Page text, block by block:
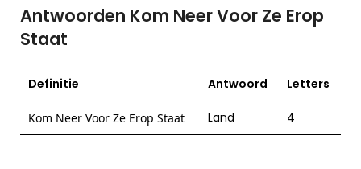
Antwoorden Kom Neer Voor Ze Erop
Staat
Definitie Antwoord Letters
Kom Neer Voor Ze Erop Staat Land 4